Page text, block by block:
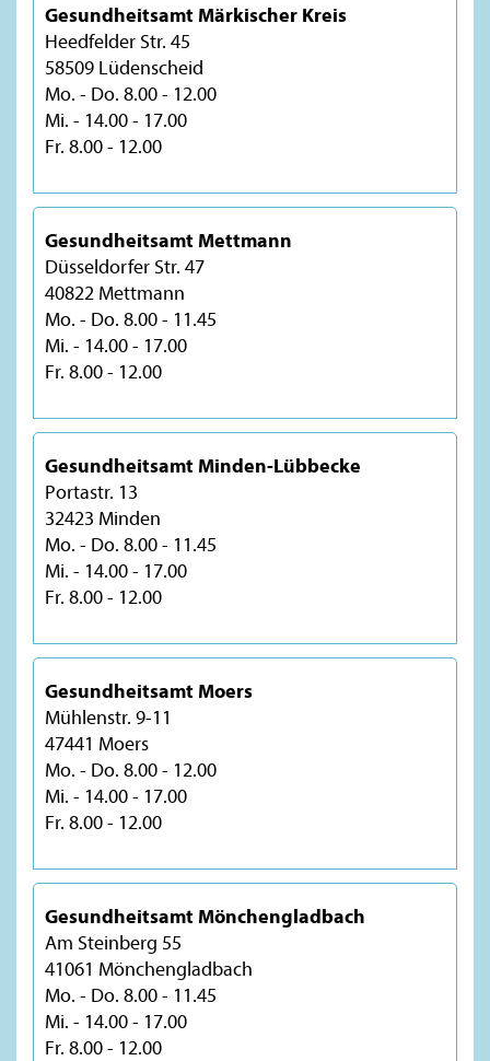
Gesundheitsamt Märkischer Kreis
Heedfelder Str. 45
58509 Lüdenscheid
Mo. - Do. 8.00 - 12.00
Mi. - 14.00 - 17.00
Fr. 8.00 - 12.00
Gesundheitsamt Mettmann
Düsseldorfer Str. 47
40822 Mettmann
Mo. - Do. 8.00 - 11.45
Mi. - 14.00 - 17.00
Fr. 8.00 - 12.00
Gesundheitsamt Minden-Lübbecke
Portastr. 13
32423 Minden
Mo. - Do. 8.00 - 11.45
Mi. - 14.00 - 17.00
Fr. 8.00 - 12.00
Gesundheitsamt Moers
Mühlenstr. 9-11
47441 Moers
Mo. - Do. 8.00 - 12.00
Mi. - 14.00 - 17.00
Fr. 8.00 - 12.00
Gesundheitsamt Mönchengladbach
Am Steinberg 55
41061 Mönchengladbach
Mo. - Do. 8.00 - 11.45
Mi. - 14.00 - 17.00
Fr. 8.00 - 12.00